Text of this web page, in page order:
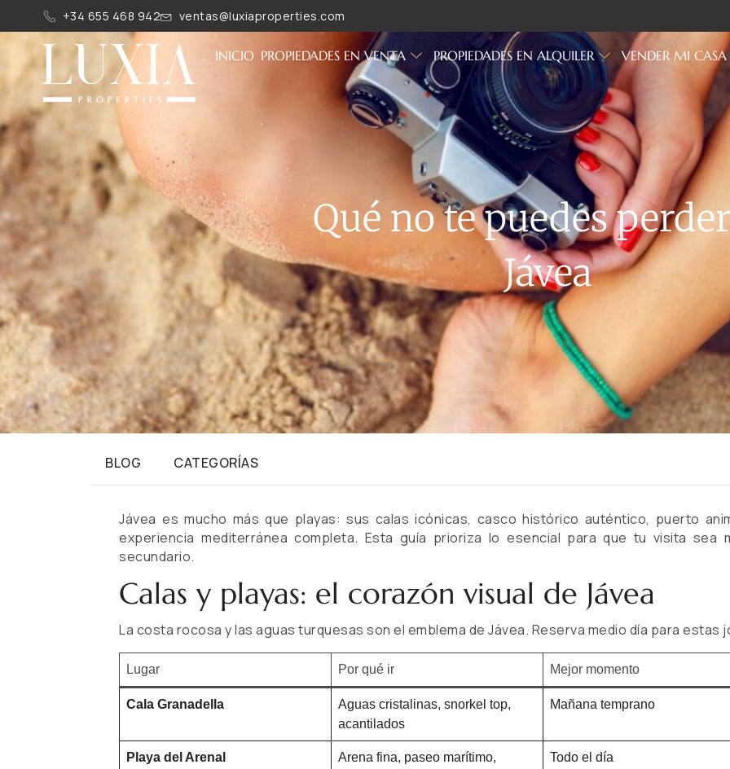
+34 655 468 942 ventas@luxiaproperties.com
INICIO PROPIEDADES EN VENTA PROPIEDADES EN ALQUILER VENDER MI CASA
Qué no te puedes
Jávea
BLOG CATEGORÍAS
Jávea es mucho más que playas: sus calas icónicas, casco histórico auténtico, puerto
experiencia mediterránea completa. Esta guía prioriza lo esencial para que tu visita sea
secundario.
Calas y playas: el corazón visual de Jávea
La costa rocosa y las aguas turquesas son el emblema de Jávea. Reserva medio día para estas
Lugar Por qué ir Mejor momento
Cala Granadella
Aguas cristalinas, snorkel top,
acantilados
Mañana temprano
Playa del Arenal
Arena fina, paseo marítimo,
Todo el día